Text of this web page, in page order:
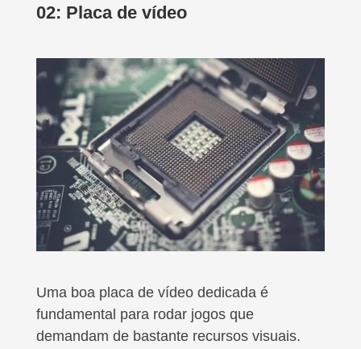
02: Placa de vídeo
Uma boa placa de vídeo dedicada é
fundamental para rodar jogos que
demandam de bastante recursos visuais.